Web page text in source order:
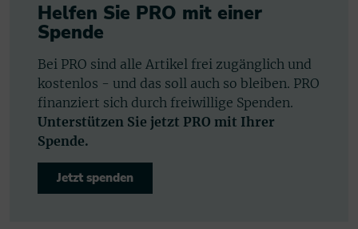
Helfen Sie PRO mit einer
Spende
Bei PRO sind alle Artikel frei zugänglich und
kostenlos - und das soll auch so bleiben. PRO
finanziert sich durch freiwillige Spenden.
Unterstützen Sie jetzt PRO mit Ihrer
Spende.
Jetzt spenden